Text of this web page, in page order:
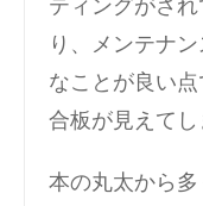
ティングがさ
り、メンテナ
なことが良い
合板が見えてし
本の丸太から